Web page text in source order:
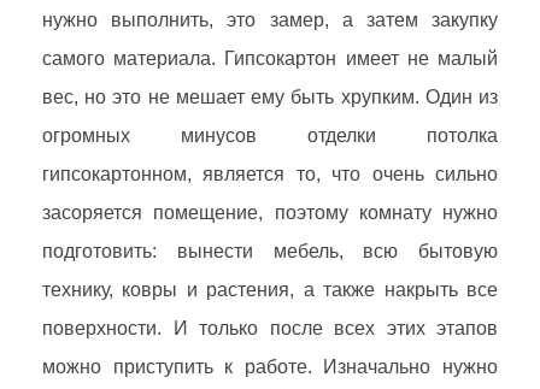
нужно выполнить, это замер, а затем закупку
самого материала. Гипсокартон имеет не малый
вес, но это не мешает ему быть хрупким. Один из
огромных минусов отделки потолка
гипсокартонном, является то, что очень сильно
засоряется помещение, поэтому комнату нужно
подготовить: вынести мебель, всю бытовую
технику, ковры и растения, а также накрыть все
поверхности. И только после всех этих этапов
можно приступить к работе. Изначально нужно